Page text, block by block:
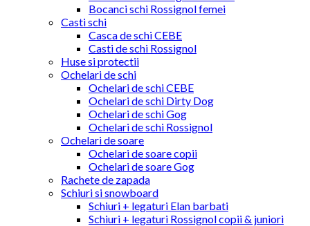
Bocanci schi Rossignol femei
Casti schi
Casca de schi CEBE
Casti de schi Rossignol
Huse si protectii
Ochelari de schi
Ochelari de schi CEBE
Ochelari de schi Dirty Dog
Ochelari de schi Gog
Ochelari de schi Rossignol
Ochelari de soare
Ochelari de soare copii
Ochelari de soare Gog
Rachete de zapada
Schiuri si snowboard
Schiuri + legaturi Elan barbati
Schiuri + legaturi Rossignol copii & juniori